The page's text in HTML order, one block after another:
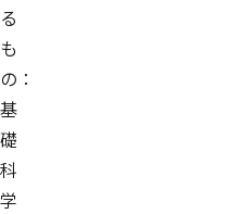
る
も
の：
基
礎
科
学